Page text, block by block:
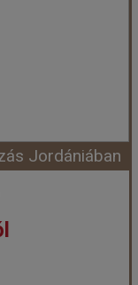
éj Jordániában